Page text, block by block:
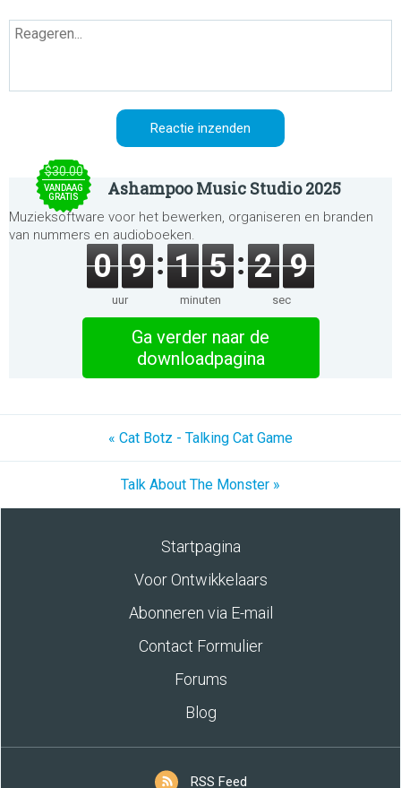
$30.00
VANDAAG
GRATIS
Ashampoo Music Studio 2025
Muzieksoftware voor het bewerken, organiseren en branden
van nummers en audioboeken.
0 9
uur
1 5
minuten
2 9
sec
Ga verder naar de
downloadpagina
« Cat Botz - Talking Cat Game
Talk About The Monster »
Startpagina
Voor Ontwikkelaars
Abonneren via E-mail
Contact Formulier
Forums
Blog
RSS Feed